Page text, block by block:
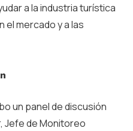
a la industria turística
el mercado y a las
un panel de discusión
Jefe de Monitoreo